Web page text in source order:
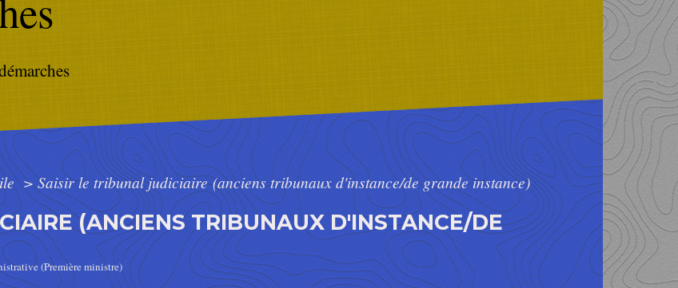
>Saisir le tribunal judiciaire (anciens tribunaux d'instance/de grande instance)
(ANCIENS TRIBUNAUX D'INSTANCE/DE
(Première ministre)